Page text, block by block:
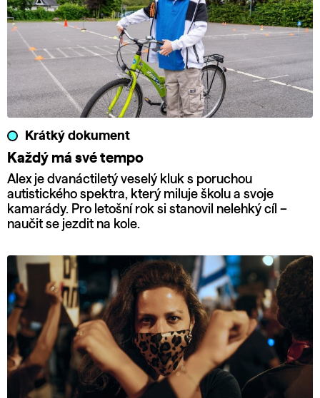
Krátký dokument
Každý má své tempo
Alex je dvanáctiletý veselý kluk s poruchou
autistického spektra, který miluje školu a svoje
kamarády. Pro letošní rok si stanovil nelehký cíl –
naučit se jezdit na kole.